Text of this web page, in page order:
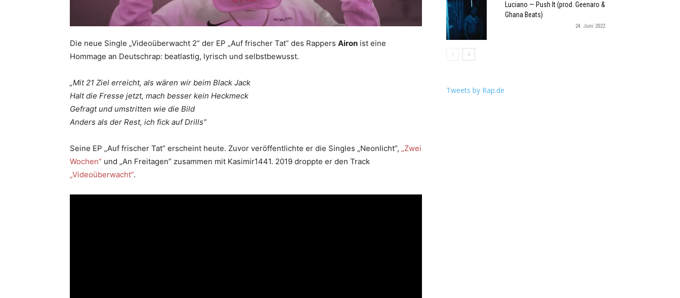
Die neue Single „Videoüberwacht 2” der EP „Auf frischer Tat” des Rappers Airon ist eine
Hommage an Deutschrap: beatlastig, lyrisch und selbstbewusst.
„Mit 21 Ziel erreicht, als wären wir beim Black Jack
Halt die Fresse jetzt, mach besser kein Heckmeck
Gefragt und umstritten wie die Bild
Anders als der Rest, ich fick auf Drills”
Seine EP „Auf frischer Tat” erscheint heute. Zuvor veröffentlichte er die Singles „Neonlicht”, „Zwei
Wochen” und „An Freitagen” zusammen mit Kasimir1441. 2019 droppte er den Track
„Videoüberwacht”.
Luciano — Push It (prod. Geenaro &
Ghana Beats)
24. Juni 2022
Tweets by Rap.de